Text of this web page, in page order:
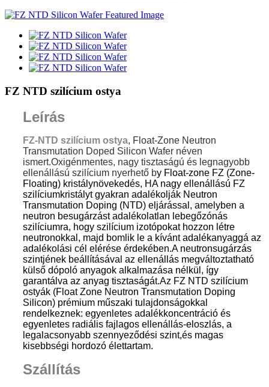
FZ NTD szilícium ostya
Leírás
FZ-NTD szilícium ostya, Float-Zone Neutron
Transmutation Doped Silicon Wafer néven
ismert.Oxigénmentes, nagy tisztaságú és legnagyobb
ellenállású szilícium nyerhető by Float-zone FZ (Zone-
Floating) kristálynövekedés, HA nagy ellenállású FZ
szilíciumkristályt gyakran adalékolják Neutron
Transmutation Doping (NTD) eljárással, amelyben a
neutron besugárzást adalékolatlan lebegőzónás
szilíciumra, hogy szilícium izotópokat hozzon létre
neutronokkal, majd bomlik le a kívánt adalékanyaggá az
adalékolási cél elérése érdekében.A neutronsugárzás
szintjének beállításával az ellenállás megváltoztatható
külső dópoló anyagok alkalmazása nélkül, így
garantálva az anyag tisztaságát.Az FZ NTD szilícium
ostyák (Float Zone Neutron Transmutation Doping
Silicon) prémium műszaki tulajdonságokkal
rendelkeznek: egyenletes adalékkoncentráció és
egyenletes radiális fajlagos ellenállás-eloszlás, a
legalacsonyabb szennyeződési szint,és magas
kisebbségi hordozó élettartam.
Szállítás